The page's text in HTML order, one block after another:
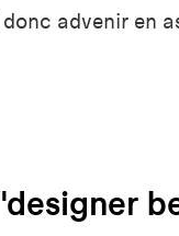
advenir en